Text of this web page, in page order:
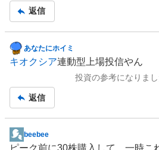
返信
掲
示
事
あなたにホイミ
キオクシア連動型上場投信やん
投資の参考になりまし
返信
掲
beebee